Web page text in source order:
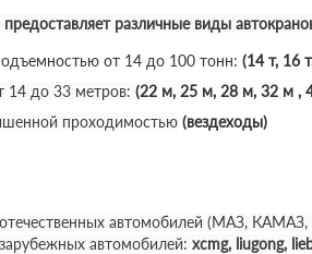
различные виды
от 14 до 100 тонн: (14 т, 16
14 до 33 метров: (22 м, 25 м, 28 м, 32 м ,
проходимостью (вездеходы)
автомобилей (МАЗ, КАМАЗ,
автомобилей: xcmg, liugong,